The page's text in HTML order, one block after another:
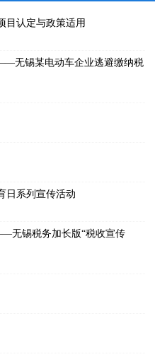
目认定与政策适用
无锡某电动车企业逃避缴纳税
日系列宣传活动
无锡税务加长版“税收宣传